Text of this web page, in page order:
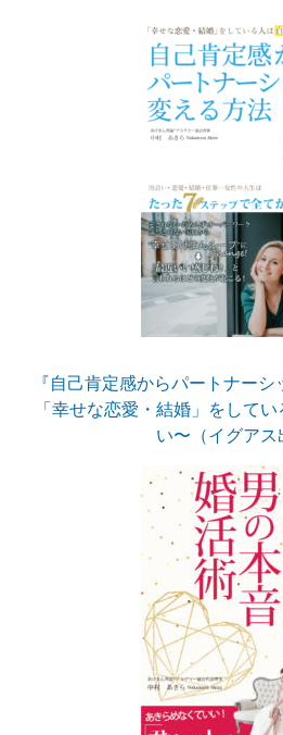
『自己肯定感からパートナー
「幸せな恋愛・結婚」をして
い〜（イグアス